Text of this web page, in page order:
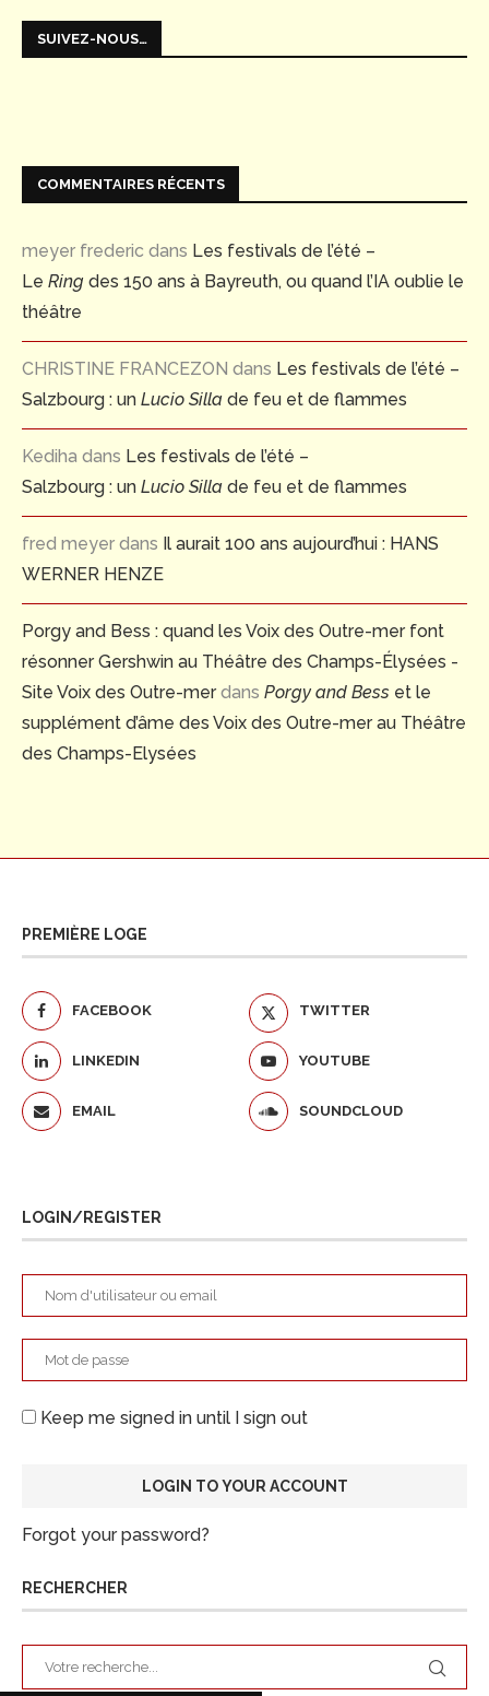
SUIVEZ-NOUS…
COMMENTAIRES RÉCENTS
meyer frederic dans Les festivals de l’été –
Le Ring des 150 ans à Bayreuth, ou quand l’IA oublie le
théâtre
CHRISTINE FRANCEZON dans Les festivals de l’été –
Salzbourg : un Lucio Silla de feu et de flammes
Kediha dans Les festivals de l’été –
Salzbourg : un Lucio Silla de feu et de flammes
fred meyer dans Il aurait 100 ans aujourd’hui : HANS
WERNER HENZE
Porgy and Bess : quand les Voix des Outre-mer font
résonner Gershwin au Théâtre des Champs-Élysées -
Site Voix des Outre-merdans Porgy and Bess et le
supplément d’âme des Voix des Outre-mer au Théâtre
des Champs-Elysées
PREMIÈRE LOGE
FACEBOOK TWITTER
LINKEDIN YOUTUBE
EMAIL SOUNDCLOUD
LOGIN/REGISTER
Keep me signed in until I sign out
Forgot your password?
RECHERCHER